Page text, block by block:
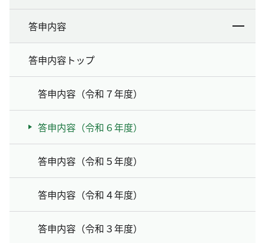
答申内容
答申内容トップ
答申内容（令和７年度）
答申内容（令和６年度）
答申内容（令和５年度）
答申内容（令和４年度）
答申内容（令和３年度）